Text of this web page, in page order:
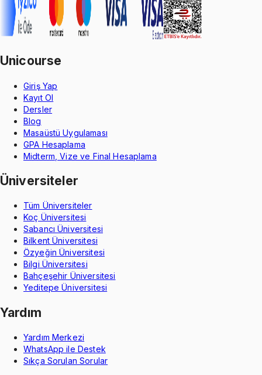
Unicourse
Giriş Yap
Kayıt Ol
Dersler
Blog
Masaüstü Uygulaması
GPA Hesaplama
Midterm, Vize ve Final Hesaplama
Üniversiteler
Tüm Üniversiteler
Koç Üniversitesi
Sabancı Üniversitesi
Bilkent Üniversitesi
Özyeğin Üniversitesi
Bilgi Üniversitesi
Bahçeşehir Üniversitesi
Yeditepe Üniversitesi
Yardım
Yardım Merkezi
WhatsApp ile Destek
Sıkça Sorulan Sorular